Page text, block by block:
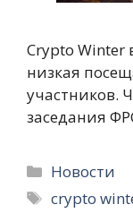
Crypto Winter
низкая
участников.
заседания
Рубрики
Новости
Метки
crypto